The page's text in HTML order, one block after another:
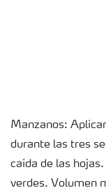
Manzanos:
durante las tres
caída de las
verdes. Volumen